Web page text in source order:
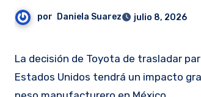
por Daniela Suarez julio 8, 2026
La decisión de Toyota de trasladar
Estados Unidos tendrá un impacto